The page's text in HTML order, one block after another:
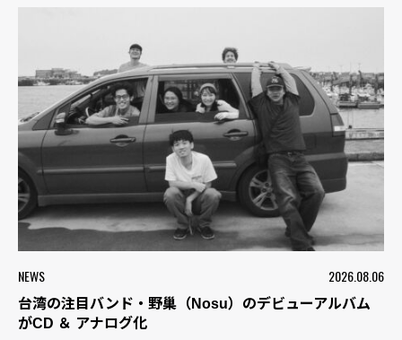
NEWS 2026.08.06
台湾の注目バンド・野巢（Nosu）のデビューアルバム
がCD ＆ アナログ化